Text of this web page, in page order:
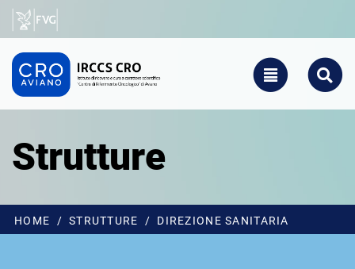
Salta al contenuto principale
CRO - Vai alla homepage
TOGGLE SEARCH
Strutture
HOME STRUTTURE DIREZIONE SANITARIA